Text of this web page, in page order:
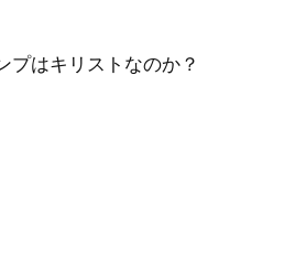
プはキリストなのか？